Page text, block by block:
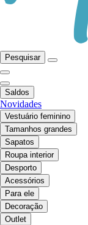
Pesquisar
Saldos
Novidades
Vestuário feminino
Tamanhos grandes
Sapatos
Roupa interior
Desporto
Acessórios
Para ele
Decoração
Outlet